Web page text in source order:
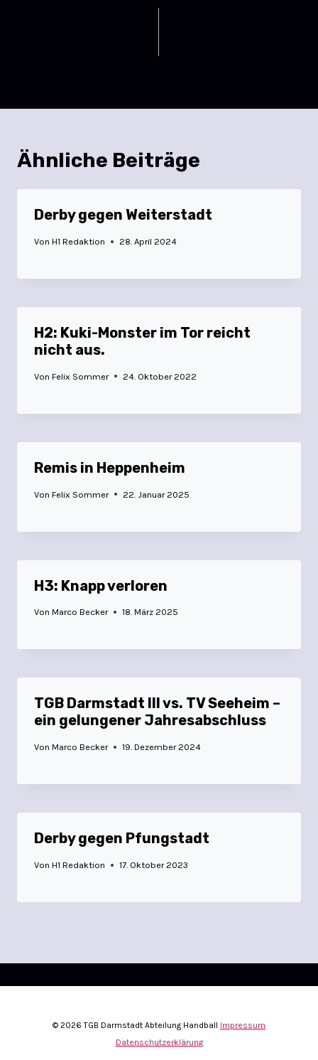
Ähnliche Beiträge
Derby gegen Weiterstadt
Von H1 Redaktion 28. April 2024
H2: Kuki-Monster im Tor reicht
nicht aus.
Von Felix Sommer 24. Oktober 2022
Remis in Heppenheim
Von Felix Sommer 22. Januar 2025
H3: Knapp verloren
Von Marco Becker 18. März 2025
TGB Darmstadt III vs. TV Seeheim –
ein gelungener Jahresabschluss
Von Marco Becker 19. Dezember 2024
Derby gegen Pfungstadt
Von H1 Redaktion 17. Oktober 2023
© 2026 TGB Darmstadt Abteilung Handball Impressum
Datenschutzerklärung